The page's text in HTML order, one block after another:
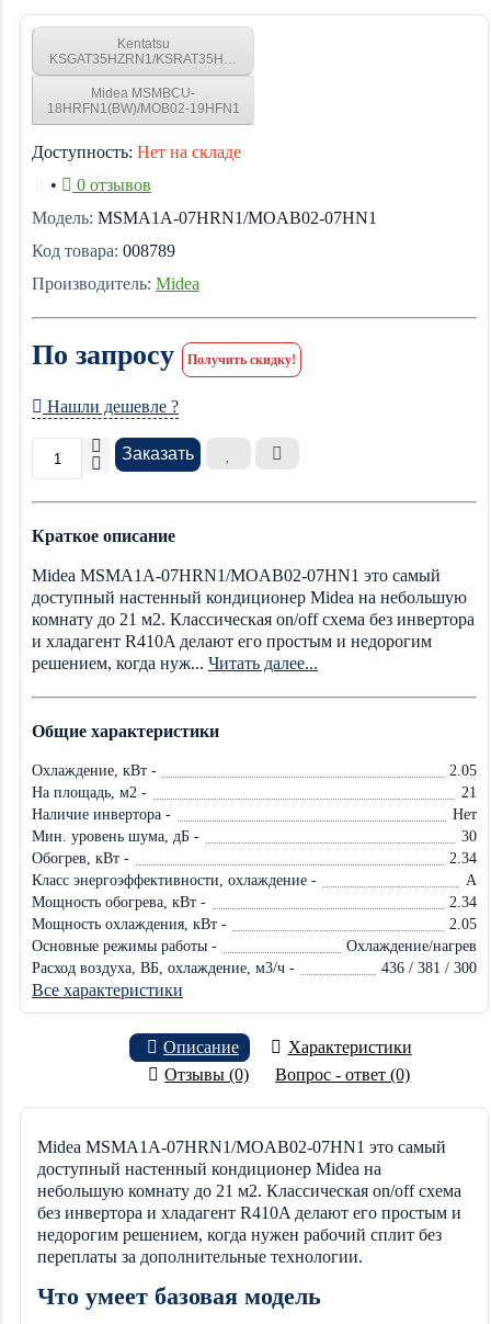
Kentatsu
KSGAT35HZRN1/KSRAT35HZRN1
Midea MSMBCU-
18HRFN1(BW)/MOB02-19HFN1
Доступность: Нет на складе
•
0 отзывов
Модель: MSMA1A-07HRN1/MOAB02-07HN1
Код товара: 008789
Производитель: Midea
По запросу Получить скидку!
Нашли дешевле ?
Заказать
Краткое описание
Midea MSMA1A-07HRN1/MOAB02-07HN1 это самый
доступный настенный кондиционер Midea на небольшую
комнату до 21 м2. Классическая on/off схема без инвертора
и хладагент R410A делают его простым и недорогим
решением, когда нуж... Читать далее...
Общие характеристики
Охлаждение, кВт -
2.05
На площадь, м2 -
21
Наличие инвертора -
Нет
Мин. уровень шума, дБ -
30
Обогрев, кВт -
2.34
Класс энергоэффективности, охлаждение -
A
Мощность обогрева, кВт -
2.34
Мощность охлаждения, кВт -
2.05
Основные режимы работы -
Охлаждение/нагрев
Расход воздуха, ВБ, охлаждение, м3/ч -
436 / 381 / 300
Все характеристики
Описание
Характеристики
Отзывы (0)
Вопрос - ответ (0)
Midea MSMA1A-07HRN1/MOAB02-07HN1 это самый
доступный настенный кондиционер Midea на
небольшую комнату до 21 м2. Классическая on/off схема
без инвертора и хладагент R410A делают его простым и
недорогим решением, когда нужен рабочий сплит без
переплаты за дополнительные технологии.
Что умеет базовая модель